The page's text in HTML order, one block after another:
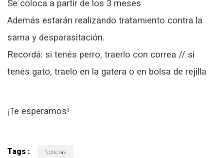
Se coloca a partir de los 3 meses
Además estarán realizando tratamiento contra la
sarna y desparasitación.
Recordá: si tenés perro, traerlo con correa // si
tenés gato, traelo en la gatera o en bolsa de rejilla
¡Te esperamos!
Tags : Noticias